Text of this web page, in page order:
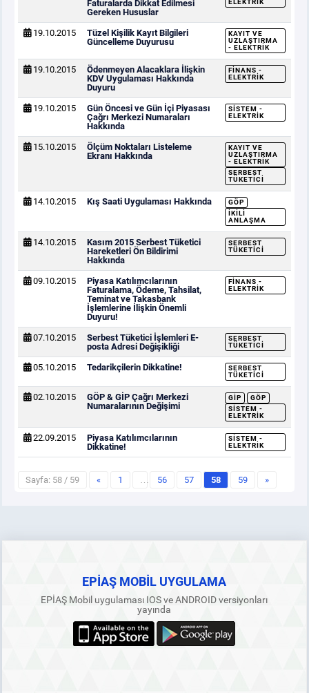
Faturalarda Dikkat Edilmesi
Gereken Hususlar
ELEKTRIK
19.10.2015
Tüzel Kişilik Kayıt Bilgileri
Güncelleme Duyurusu
KAYIT VE
UZLAŞTIRMA
- ELEKTRIK
19.10.2015
Ödenmeyen Alacaklara İlişkin
KDV Uygulaması Hakkında
Duyuru
FINANS -
ELEKTRIK
19.10.2015
Gün Öncesi ve Gün İçi Piyasası
Çağrı Merkezi Numaraları
Hakkında
SISTEM -
ELEKTRIK
15.10.2015
Ölçüm Noktaları Listeleme
Ekranı Hakkında
KAYIT VE
UZLAŞTIRMA
- ELEKTRIK
SERBEST
TÜKETICI
14.10.2015 Kış Saati Uygulaması Hakkında
GÖP
İKILI
ANLAŞMA
14.10.2015
Kasım 2015 Serbest Tüketici
Hareketleri Ön Bildirimi
Hakkında
SERBEST
TÜKETICI
09.10.2015
Piyasa Katılımcılarının
Faturalama, Ödeme, Tahsilat,
Teminat ve Takasbank
İşlemlerine İlişkin Önemli
Duyuru!
FINANS -
ELEKTRIK
07.10.2015
Serbest Tüketici İşlemleri E-
posta Adresi Değişikliği
SERBEST
TÜKETICI
05.10.2015 Tedarikçilerin Dikkatine!
SERBEST
TÜKETICI
02.10.2015
GÖP & GİP Çağrı Merkezi
Numaralarının Değişimi
GİP
GÖP
SISTEM -
ELEKTRIK
22.09.2015
Piyasa Katılımcılarının
Dikkatine!
SISTEM -
ELEKTRIK
Sayfa: 58 / 59 « 1 … 56 57 58 59 »
EPİAŞ MOBİL UYGULAMA
EPİAŞ Mobil uygulaması IOS ve ANDROID versiyonları
yayında